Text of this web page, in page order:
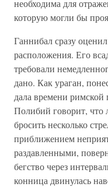
необходима для
которую могли бы
Ганнибал сразу
расположения. Его
требовали
дано. Как ураган,
дала времени римской
Полибий говорит, что
бросить несколько
приближением
раздавленными,
бегство через
конница двинулась